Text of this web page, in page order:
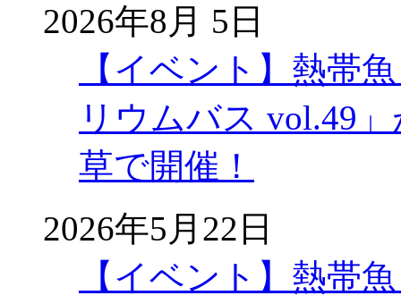
2026年8月 5日
【イベント】熱帯
リウムバス vol.49
草で開催！
2026年5月22日
【イベント】熱帯